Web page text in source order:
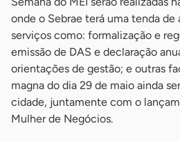
onde o Sebrae terá uma tenda
serviços como: formalização e
emissão de DAS e declaração
orientações de gestão; e outras
magna do dia 29 de maio ainda
cidade, juntamente com o
Mulher de Negócios.